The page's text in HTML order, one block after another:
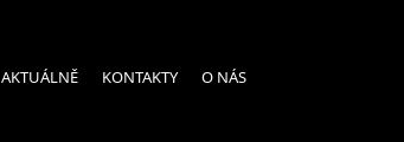
AKTUÁLNĚ KONTAKTY O NÁS